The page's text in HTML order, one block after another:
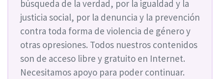
búsqueda de la verdad, por la igualdad y la
justicia social, por la denuncia y la prevención
contra toda forma de violencia de género y
otras opresiones. Todos nuestros contenidos
son de acceso libre y gratuito en Internet.
Necesitamos apoyo para poder continuar.